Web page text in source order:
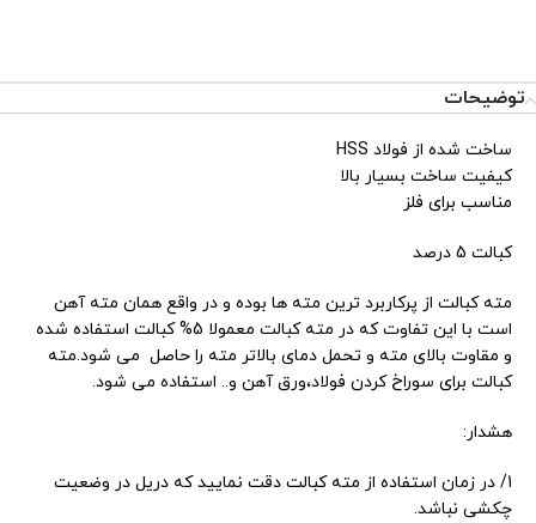
توضیحات
ساخت شده از فولاد HSS
کیفیت ساخت بسیار بالا
مناسب برای فلز
کبالت 5 درصد
مته کبالت از پرکاربرد ترین مته ها بوده و در واقع همان مته آهن
است با این تفاوت که در مته کبالت معمولا 5% کبالت استفاده شده
و مقاوت بالای مته و تحمل دمای بالاتر مته را حاصل می شود.مته
کبالت برای سوراخ کردن فولاد،ورق آهن و.. استفاده می شود.
هشدار:
1/ در زمان استفاده از مته کبالت دقت نمایید که دریل در وضعیت
چکشی نباشد.
تیم پشتیبانی عصر ابزار آماده ی پاسخ به سوالات شما